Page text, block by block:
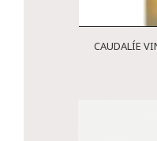
CAUDALÍE